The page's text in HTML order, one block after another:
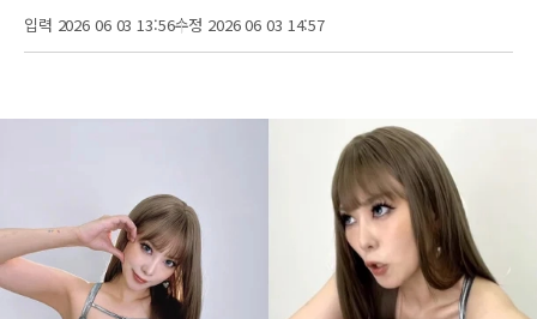
입력 2026 06 03 13:56수정 2026 06 03 14:57